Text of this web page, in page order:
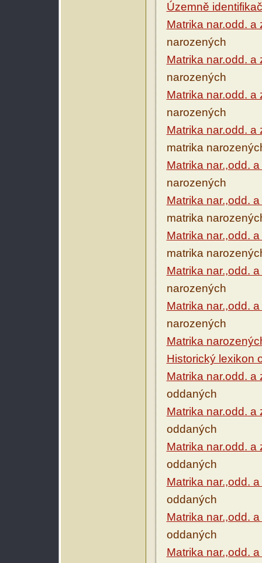
Územně
Matrika nar.odd. a
narozených
Matrika nar.odd. a
narozených
Matrika nar.odd. a
narozených
Matrika nar.odd. a
matrika
Matrika nar.,odd.
narozených
Matrika nar.,odd.
matrika
Matrika nar.,odd.
matrika
Matrika nar.,odd.
narozených
Matrika nar.,odd.
narozených
Matrika
Historický lexikon
Matrika nar.odd. a
oddaných
Matrika nar.odd. a
oddaných
Matrika nar.odd. a
oddaných
Matrika nar.,odd.
oddaných
Matrika nar.,odd.
oddaných
Matrika nar.,odd.